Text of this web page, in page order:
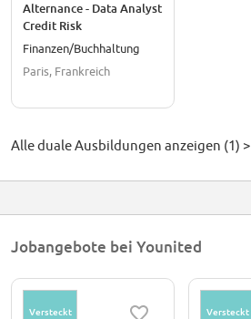
Alternance - Data Analyst
Credit Risk
Finanzen/Buchhaltung
Paris, Frankreich
Alle duale Ausbildungen anzeigen (1) >
Jobangebote bei Younited
Versteckt Versteckt